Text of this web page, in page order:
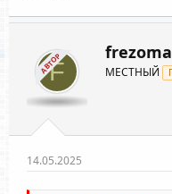
АВТОР
F МЕСТНЫЙ
14.05.2025